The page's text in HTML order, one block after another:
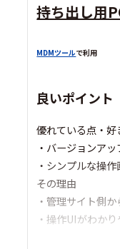
持ち出し用
MDMツールで利用
良いポイント
優れている点・好
・バージョンア
・シンプルな操作
その理由
・管理サイト側
・操作UIがわか